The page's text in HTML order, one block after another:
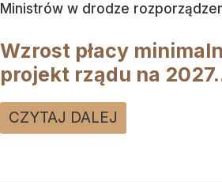
Ministrów w drodze
Wzrost płacy
projekt rządu na
CZYTAJ DALEJ